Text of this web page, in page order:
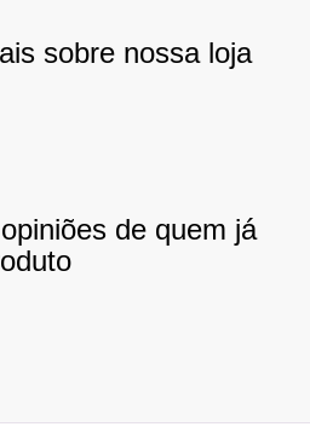
sobre nossa loja
de quem já